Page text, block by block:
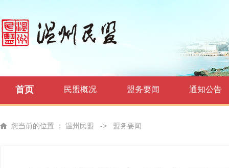
首页 民盟概况 盟务要闻 通知公告
您当前的位置 ： 温州民盟 -> 盟务要闻